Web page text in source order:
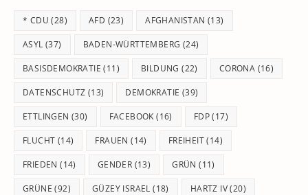
* CDU (28) AFD (23) AFGHANISTAN (13)
ASYL (37) BADEN-WÜRTTEMBERG (24)
BASISDEMOKRATIE (11) BILDUNG (22) CORONA (16)
DATENSCHUTZ (13) DEMOKRATIE (39)
ETTLINGEN (30) FACEBOOK (16) FDP(17)
FLUCHT (14) FRAUEN (14) FREIHEIT(14)
FRIEDEN (14) GENDER (13) GRÜN (11)
GRÜNE (92) GÜZEY ISRAEL (18) HARTZ IV(20)